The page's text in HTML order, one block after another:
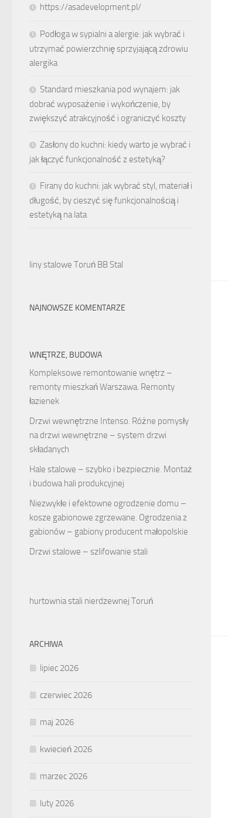
https://asadevelopment.pl/
Podłoga w sypialni a alergie: jak wybrać i
utrzymać powierzchnię sprzyjającą zdrowiu
alergika
Standard mieszkania pod wynajem: jak
dobrać wyposażenie i wykończenie, by
zwiększyć atrakcyjność i ograniczyć koszty
Zasłony do kuchni: kiedy warto je wybrać i
jak łączyć funkcjonalność z estetyką?
Firany do kuchni: jak wybrać styl, materiał i
długość, by cieszyć się funkcjonalnością i
estetyką na lata
liny stalowe Toruń BB Stal
NAJNOWSZE KOMENTARZE
WNĘTRZE, BUDOWA
Kompleksowe remontowanie wnętrz –
remonty mieszkań Warszawa. Remonty
łazienek
Drzwi wewnętrzne Intenso. Różne pomysły
na drzwi wewnętrzne – system drzwi
składanych
Hale stalowe – szybko i bezpiecznie. Montaż
i budowa hali produkcyjnej
Niezwykłe i efektowne ogrodzenie domu –
kosze gabionowe zgrzewane. Ogrodzenia z
gabionów – gabiony producent małopolskie
Drzwi stalowe – szlifowanie stali
hurtownia stali nierdzewnej Toruń
ARCHIWA
lipiec 2026
czerwiec 2026
maj 2026
kwiecień 2026
marzec 2026
luty 2026